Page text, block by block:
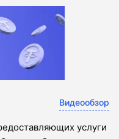
Видеообзор
услуги